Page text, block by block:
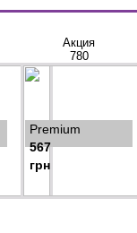
Акция
780
Premium
567
грн